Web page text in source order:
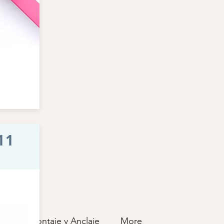
Montaje y Anclaje More